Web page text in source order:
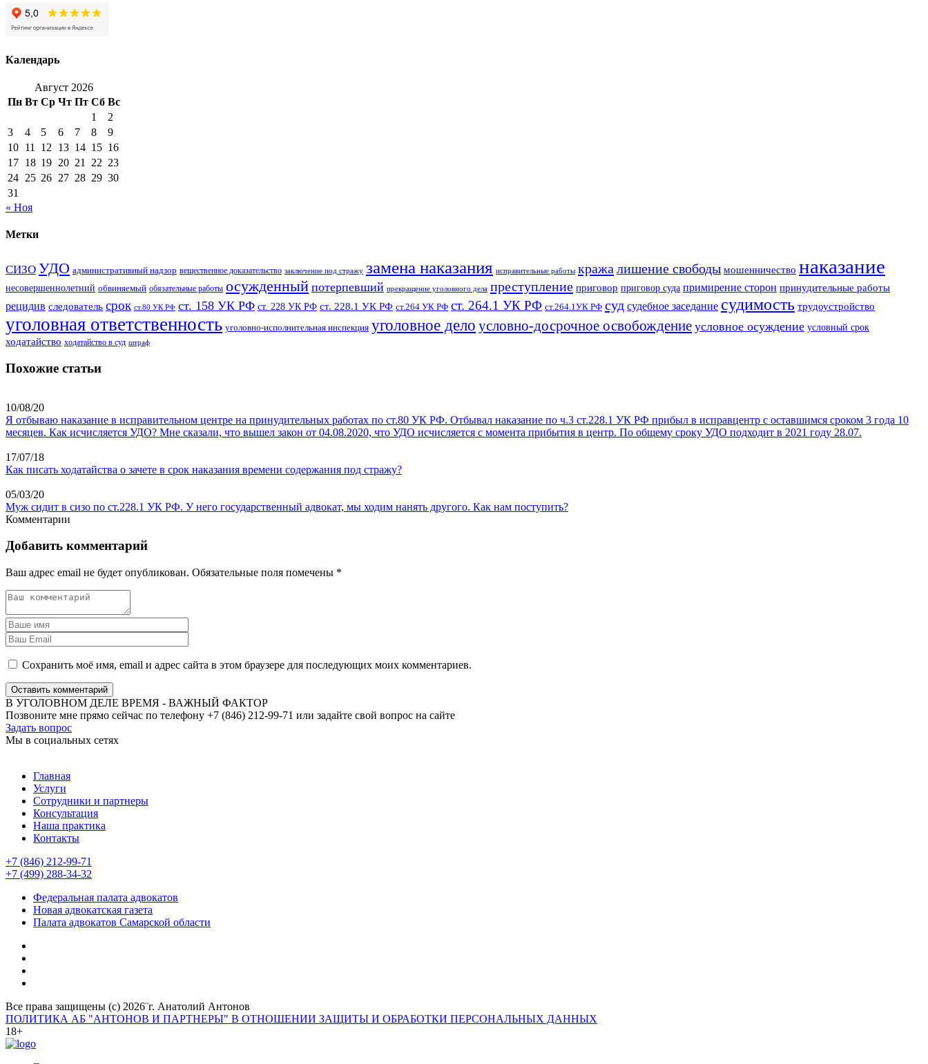
Календарь
Август 2026
Пн Вт Ср Чт Пт Сб Вс
1
2
3
4 5 6 7 8
9
10 11 12 13 14 15 16
17 18 19 20 21 22 23
24 25 26 27 28 29 30
31
« Ноя
Метки
СИЗО УДО административный надзор вещественное доказательство заключение под стражу замена наказания исправительные работы кража лишение свободы мошенничество наказание
несовершеннолетний обвиняемый обязательные работы осужденный потерпевший прекращение уголовного дела преступление приговор приговор суда примирение сторон принудительные работы
рецидив следователь срок ст.80 УК РФ ст. 158 УК РФ ст. 228 УК РФ ст. 228.1 УК РФ ст.264 УК РФ ст. 264.1 УК РФ ст.264.1УК РФ суд судебное заседание судимость трудоустройство
уголовная ответственность уголовно-исполнительная инспекция уголовное дело условно-досрочное освобождение условное осуждение условный срок
ходатайство ходатайство в суд штраф
Похожие статьи
10/08/20
Я отбываю наказание в исправительном центре на принудительных работах по ст.80 УК РФ. Отбывал наказание по ч.3 ст.228.1 УК РФ прибыл в исправцентр с оставшимся сроком 3 года 10
месяцев. Как исчисляется УДО? Мне сказали, что вышел закон от 04.08.2020, что УДО исчисляется с момента прибытия в центр. По общему сроку УДО подходит в 2021 году 28.07.
17/07/18
Как писать ходатайства о зачете в срок наказания времени содержания под стражу?
05/03/20
Муж сидит в сизо по ст.228.1 УК РФ. У него государственный адвокат, мы ходим нанять другого. Как нам поступить?
Комментарии
Добавить комментарий
Ваш адрес email не будет опубликован. Обязательные поля помечены *
Сохранить моё имя, email и адрес сайта в этом браузере для последующих моих комментариев.
Оставить комментарий
В УГОЛОВНОМ ДЕЛЕ ВРЕМЯ - ВАЖНЫЙ ФАКТОР
Позвоните мне прямо сейчас по телефону +7 (846) 212-99-71 или задайте свой вопрос на сайте
Задать вопрос
Мы в социальных сетях
Главная
Услуги
Сотрудники и партнеры
Консультация
Наша практика
Контакты
+7 (846) 212-99-71
+7 (499) 288-34-32
Федеральная палата адвокатов
Новая адвокатская газета
Палата адвокатов Самарской области
Все права защищены (с) 2026¨г. Анатолий Антонов
ПОЛИТИКА АБ "АНТОНОВ И ПАРТНЕРЫ" В ОТНОШЕНИИ ЗАЩИТЫ И ОБРАБОТКИ ПЕРСОНАЛЬНЫХ ДАННЫХ
18+